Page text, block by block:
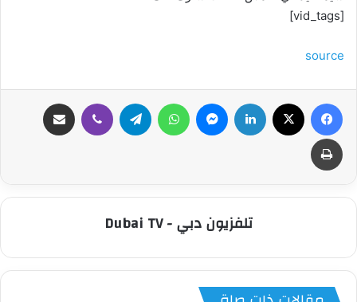
[vid_tags]
source
فيسبوك لينكدإن ماسنجر واتساب تيلقرام ڤايبر
طباعة
تلفزيون دبي - Dubai TV